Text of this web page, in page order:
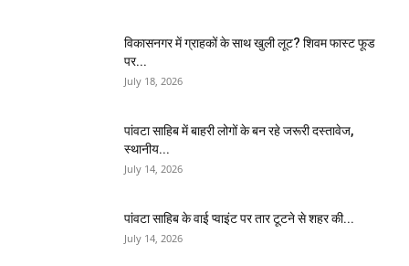
विकासनगर में ग्राहकों के साथ खुली लूट? शिवम फास्ट फूड
पर...
July 18, 2026
पांवटा साहिब में बाहरी लोगों के बन रहे जरूरी दस्तावेज,
स्थानीय...
July 14, 2026
पांवटा साहिब के वाई प्वाइंट पर तार टूटने से शहर की...
July 14, 2026